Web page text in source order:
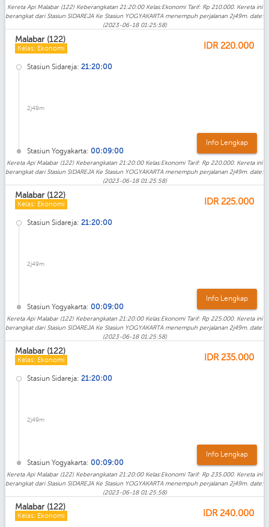
Kereta Api Malabar (122) Keberangkatan 21:20:00 Kelas:Ekonomi Tarif: Rp 210.000. Kereta ini
berangkat dari Stasiun SIDAREJA Ke Stasiun YOGYAKARTA menempuh perjalanan 2j49m. date:
(2023-06-18 01:25:58)
Malabar (122)
Kelas: Ekonomi IDR 220.000
Stasiun Sidareja: 21:20:00
2j49m
Stasiun Yogyakarta: 00:09:00
Info Lengkap
Kereta Api Malabar (122) Keberangkatan 21:20:00 Kelas:Ekonomi Tarif: Rp 220.000. Kereta ini
berangkat dari Stasiun SIDAREJA Ke Stasiun YOGYAKARTA menempuh perjalanan 2j49m. date:
(2023-06-18 01:25:58)
Malabar (122)
Kelas: Ekonomi IDR 225.000
Stasiun Sidareja: 21:20:00
2j49m
Stasiun Yogyakarta: 00:09:00
Info Lengkap
Kereta Api Malabar (122) Keberangkatan 21:20:00 Kelas:Ekonomi Tarif: Rp 225.000. Kereta ini
berangkat dari Stasiun SIDAREJA Ke Stasiun YOGYAKARTA menempuh perjalanan 2j49m. date:
(2023-06-18 01:25:58)
Malabar (122)
Kelas: Ekonomi IDR 235.000
Stasiun Sidareja: 21:20:00
2j49m
Stasiun Yogyakarta: 00:09:00
Info Lengkap
Kereta Api Malabar (122) Keberangkatan 21:20:00 Kelas:Ekonomi Tarif: Rp 235.000. Kereta ini
berangkat dari Stasiun SIDAREJA Ke Stasiun YOGYAKARTA menempuh perjalanan 2j49m. date:
(2023-06-18 01:25:58)
Malabar (122)
Kelas: Ekonomi IDR 240.000